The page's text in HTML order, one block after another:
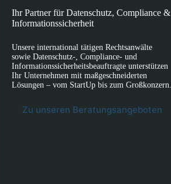
Ihr Partner für Datenschutz, Compliance &
Informationssicherheit
Unsere international tätigen Rechtsanwälte
sowie Datenschutz-, Compliance- und
Informationssicherheitsbeauftragte unterstützen
Ihr Unternehmen mit maßgeschneiderten
Lösungen – vom StartUp bis zum Großkonzern.
Zu unseren Beratungsangeboten